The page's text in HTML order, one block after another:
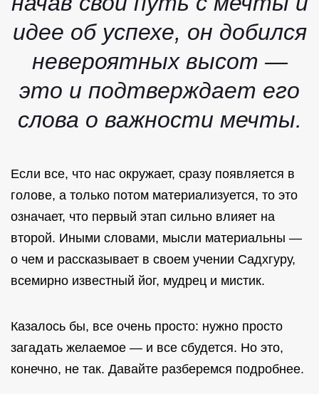
идее об успехе, он добился
невероятных высот —
это и подтверждает его
слова о важности мечты.
Если все, что нас окружает, сразу появляется в
голове, а только потом материализуется, то это
означает, что первый этап сильно влияет на
второй. Иными словами, мысли материальны —
о чем и рассказывает в своем учении Садхгуру,
всемирно известный йог, мудрец и мистик.
Казалось бы, все очень просто: нужно просто
загадать желаемое — и все сбудется. Но это,
конечно, не так. Давайте разберемся подробнее.